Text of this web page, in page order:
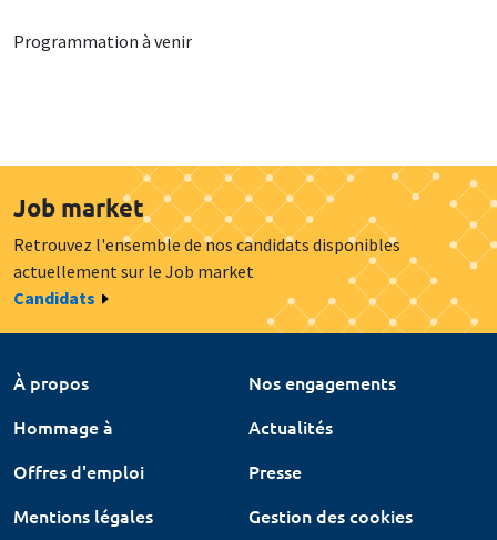
Programmation à venir
Job market
Retrouvez l'ensemble de nos candidats disponibles
actuellement sur le Job market
Candidats
À propos
Nos engagements
Hommage à
Actualités
Offres d'emploi
Presse
Mentions légales
Gestion des cookies